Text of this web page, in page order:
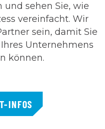
sehen Sie, wie
vereinfacht. Wir
sein, damit Sie
Unternehmens
können.
INFOS